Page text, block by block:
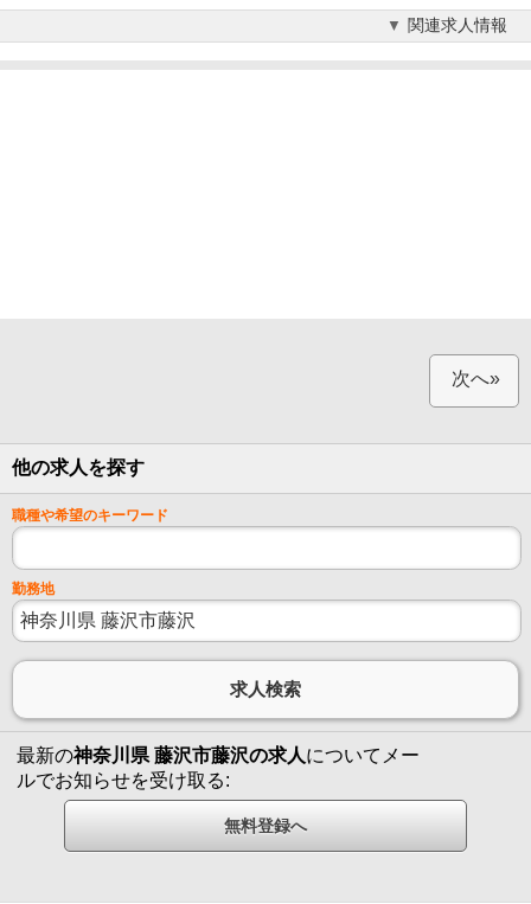
関連求人情報
次へ»
他の求人を探す
職種や希望のキーワード
勤務地
最新の神奈川県 藤沢市藤沢の求人についてメー
ルでお知らせを受け取る: